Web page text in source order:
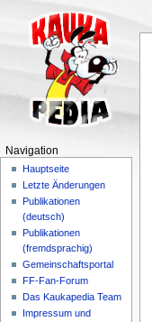
Navigation
Hauptseite
Letzte Änderungen
Publikationen
(deutsch)
Publikationen
(fremdsprachig)
Gemeinschaftsportal
FF-Fan-Forum
Das Kaukapedia Team
Impressum und